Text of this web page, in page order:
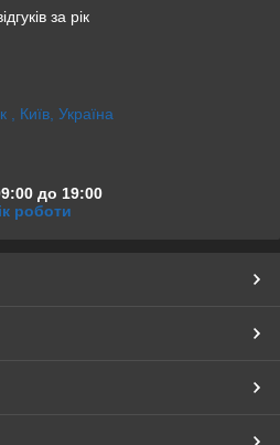
за рік
, Київ, Україна
до 19:00
роботи